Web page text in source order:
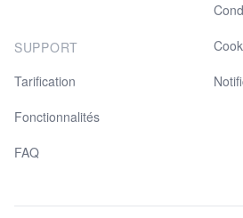
SUPPORT
Tarification
Fonctionnalités
FAQ